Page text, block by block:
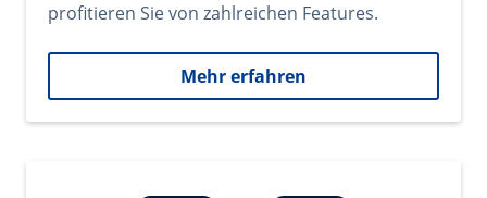
profitieren Sie von zahlreichen Features.
Mehr erfahren